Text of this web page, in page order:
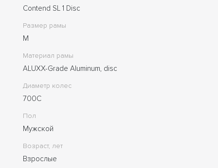
Contend SL 1 Disc
Размер рамы
M
Материал рамы
ALUXX-Grade Aluminum, disc
Диаметр колес
700C
Пол
Мужской
Возраст, лет
Взрослые